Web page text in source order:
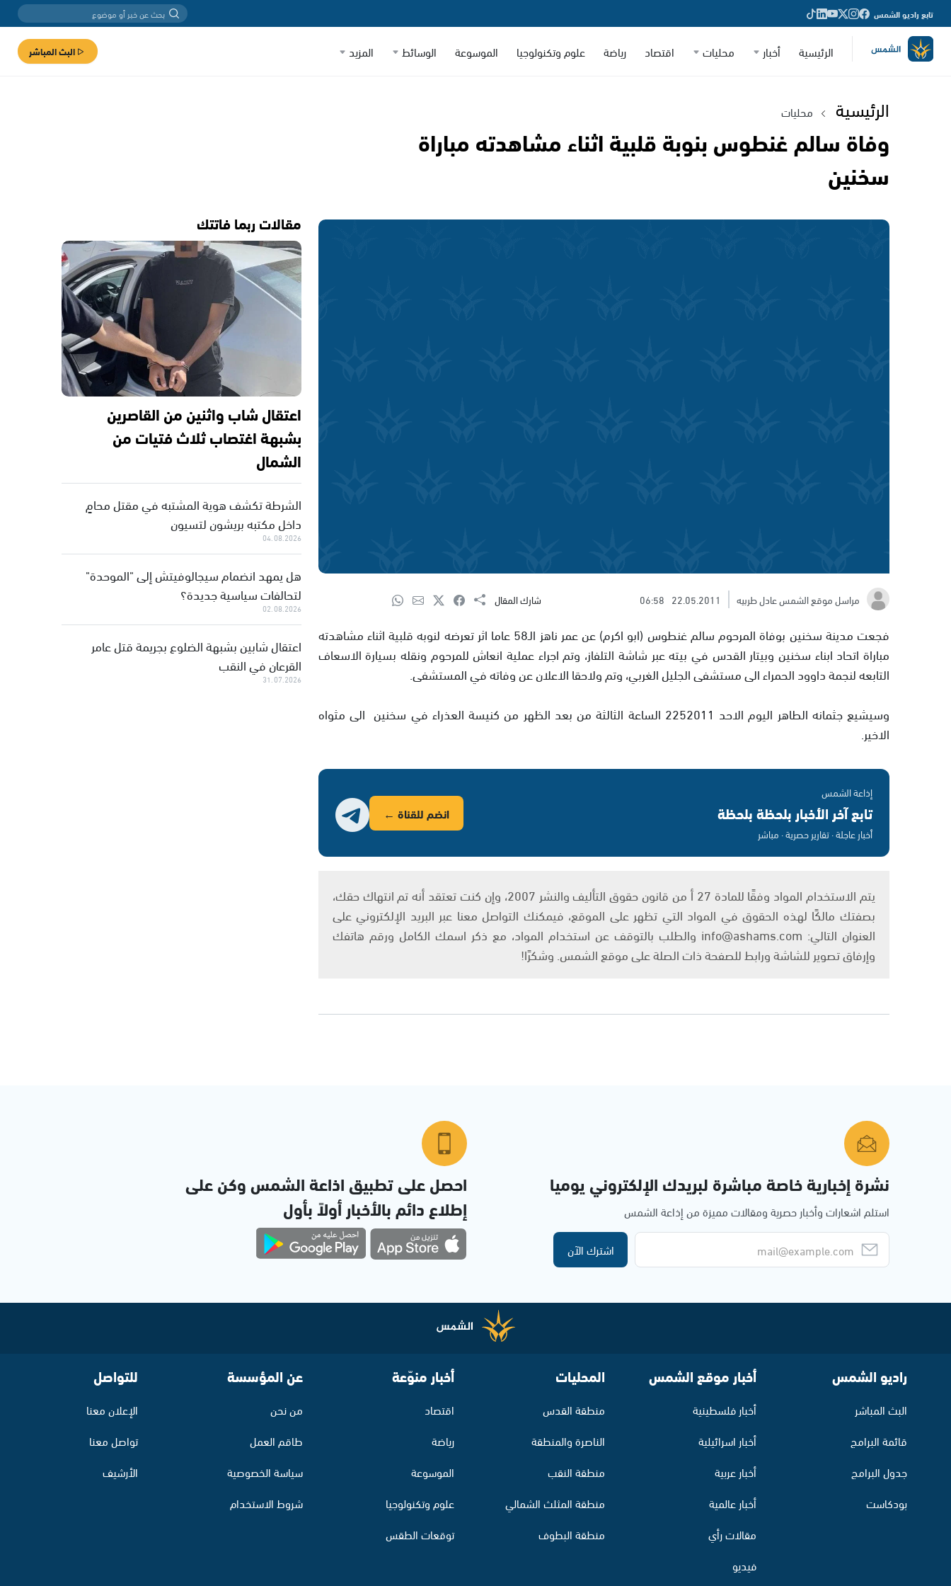
تابع راديو الشمس
الرئيسية أخبار محليات اقتصاد رياضة علوم وتكنولوجيا الموسوعة الوسائط المزيد البث المباشر
الرئيسية محليات
وفاة سالم غنطوس بنوبة قلبية اثناء مشاهدته مباراة
سخنين
مراسل موقع الشمس عادل طربيه 22.05.2011
06:58 شارك المقال
فجعت مدينة سخنين بوفاة المرحوم سالم غنطوس (ابو اكرم) عن عمر ناهز الـ58 عاما اثر تعرضه لنوبه قلبية اثناء مشاهدته
مباراة اتحاد ابناء سخنين وبيتار القدس في بيته عبر شاشة التلفاز، وتم اجراء عملية انعاش للمرحوم ونقله بسيارة الاسعاف
التابعه لنجمة داوود الحمراء الى مستشفى الجليل الغربي، وتم ولاحقا الاعلان عن وفاته في المستشفى.
وسيشيع جثمانه الطاهر اليوم الاحد 2252011 الساعة الثالثة من بعد الظهر من كنيسة العذراء في سخنين الى مثواه
الاخير.
إذاعة الشمس
تابع آخر الأخبار بلحظة بلحظة
أخبار عاجلة · تقارير حصرية · مباشر
انضم للقناة ←
يتم الاستخدام المواد وفقًا للمادة 27 أ من قانون حقوق التأليف والنشر 2007، وإن كنت تعتقد أنه تم انتهاك حقك،
بصفتك مالكًا لهذه الحقوق في المواد التي تظهر على الموقع، فيمكنك التواصل معنا عبر البريد الإلكتروني على
العنوان التالي: info@ashams.com والطلب بالتوقف عن استخدام المواد، مع ذكر اسمك الكامل ورقم هاتفك
وإرفاق تصوير للشاشة ورابط للصفحة ذات الصلة على موقع الشمس. وشكرًا!
مقالات ربما فاتتك
اعتقال شاب واثنين من القاصرين
بشبهة اغتصاب ثلاث فتيات من
الشمال
الشرطة تكشف هوية المشتبه في مقتل محامٍ
داخل مكتبه بريشون لتسيون
04.08.2026
هل يمهد انضمام سيجالوفيتش إلى "الموحدة"
لتحالفات سياسية جديدة؟
02.08.2026
اعتقال شابين بشبهة الضلوع بجريمة قتل عامر
القرعان في النقب
31.07.2026
نشرة إخبارية خاصة مباشرة لبريدك الإلكتروني يوميا
استلم اشعارات وأخبار حصرية ومقالات مميزة من إذاعة الشمس
اشترك الآن
احصل على تطبيق اذاعة الشمس وكن على
إطلاع دائم بالأخبار أولاً بأول
راديو الشمس
البث المباشر
قائمة البرامج
جدول البرامج
بودكاست
أخبار موقع الشمس
أخبار فلسطينية
أخبار اسرائيلية
أخبار عربية
أخبار عالمية
مقالات رأي
فيديو
المحليات
منطقة القدس
الناصرة والمنطقة
منطقة النقب
منطقة المثلث الشمالي
منطقة البطوف
أخبار منوّعة
اقتصاد
رياضة
الموسوعة
علوم وتكنولوجيا
توقعات الطقس
عن المؤسسة
من نحن
طاقم العمل
سياسة الخصوصية
شروط الاستخدام
للتواصل
الإعلان معنا
تواصل معنا
الأرشيف